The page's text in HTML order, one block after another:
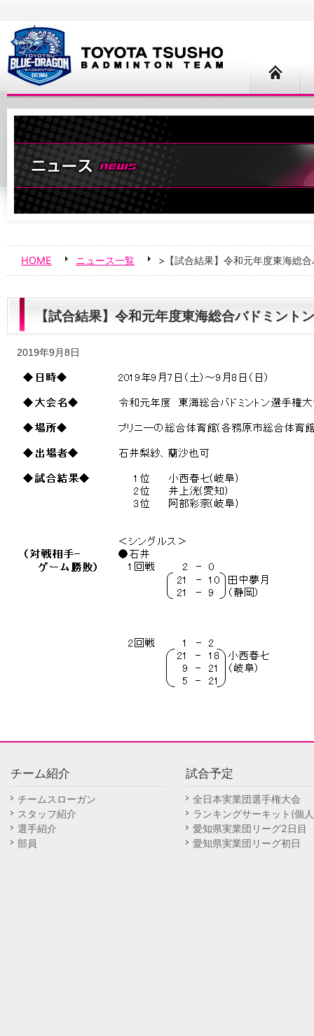
HOME ニュース一覧 >【試合結果】令和元年度東海総
【試合結果】令和元年度東海総合バドミント
2019年9月8日
チーム紹介
チームスローガン
スタッフ紹介
選手紹介
部員
試合予定
全日本実業団選手権大会
ランキングサーキット(個
愛知県実業団リーグ2日目
愛知県実業団リーグ初日